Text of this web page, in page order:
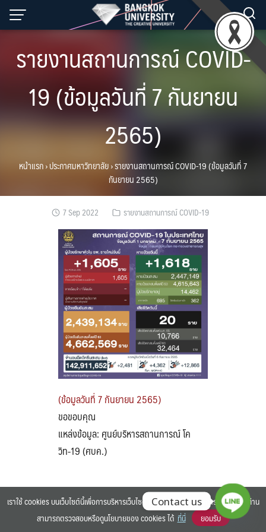
Skip
Search
รายงานสถานการณ์ COVID-
19 (ข้อมูลวันที่ 7 กันยายน
2565)
หน้าแรก›ประกาศมหาวิทยาลัย›รายงานสถานการณ์ COVID-19 (ข้อมูลวันที่ 7
กันยายน 2565)
7 Sep 2022 รายงานสถานการณ์ COVID-19
(ข้อมูลวันที่ 7 กันยายน 2565)
ขอขอบคุณ
แหล่งข้อมูล: ศูนย์บริหารสถานการณ์ โค
วิท-19 (ศบค.)
©2025 BANGKOK UNIVERSITY. ALL RIGHTS RESERVED.
เราใช้ cookies บนเว็บไซต์นี้เพื่อการบริหารเว็บไซต์ และเพิ่มประสิทธิภาพการใช้งานของท่าน
สามารถตรวจสอบหรือดูนโยบายของ cookies ได้ ที่นี่ ยอมรับ
Contact us